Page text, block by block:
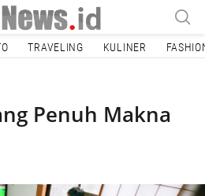
TRAVELING KULINER
Penuh Makna